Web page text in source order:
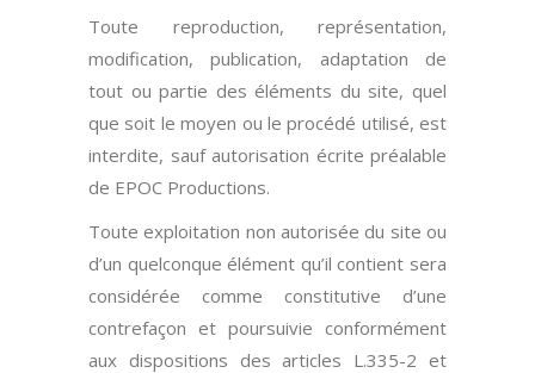
Toute reproduction, représentation,
modification, publication, adaptation de
tout ou partie des éléments du site, quel
que soit le moyen ou le procédé utilisé, est
interdite, sauf autorisation écrite préalable
de EPOC Productions.
Toute exploitation non autorisée du site ou
d’un quelconque élément qu’il contient sera
considérée comme constitutive d’une
contrefaçon et poursuivie conformément
aux dispositions des articles L.335-2 et